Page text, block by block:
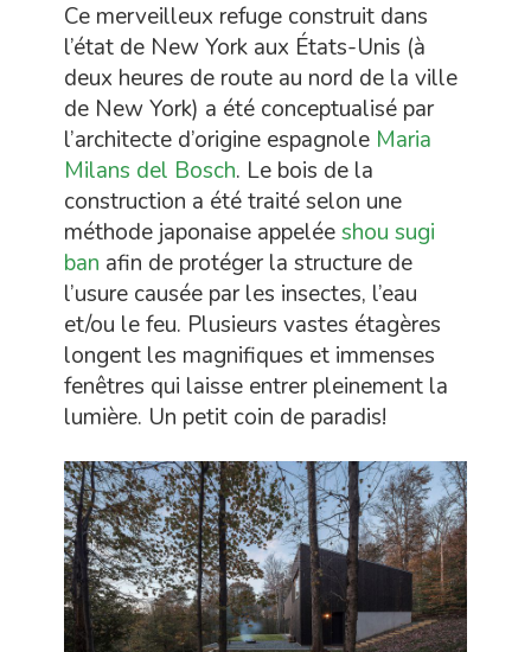
Ce merveilleux refuge construit dans
l’état de New York aux États-Unis (à
deux heures de route au nord de la ville
de New York) a été conceptualisé par
l’architecte d’origine espagnole Maria
Milans del Bosch. Le bois de la
construction a été traité selon une
méthode japonaise appeléeshou sugi
ban afin de protéger la structure de
l’usure causée par les insectes, l’eau
et/ou le feu. Plusieurs vastes étagères
longent les magnifiques et immenses
fenêtres qui laisse entrer pleinement la
lumière. Un petit coin de paradis!